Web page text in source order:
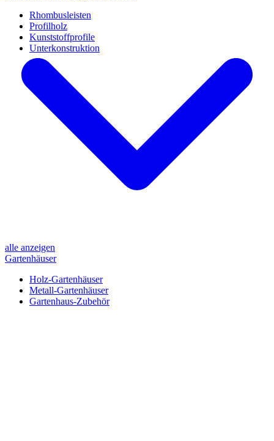
alle anzeigen
Gartenhäuser
Holz-Gartenhäuser
Metall-Gartenhäuser
Gartenhaus-Zubehör
Rhombusleisten
Profilholz
Kunststoffprofile
Unterkonstruktion